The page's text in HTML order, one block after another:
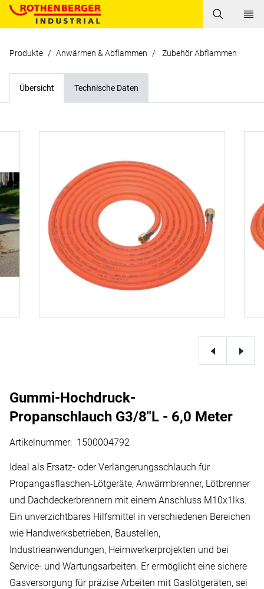
Produkte / Anwärmen & Abflammen / Zubehör Abflammen
Übersicht Technische Daten
Gummi-Hochdruck-
Propanschlauch G3/8″L - 6,0 Meter
Artikelnummer: 1500004792
Ideal als Ersatz- oder Verlängerungsschlauch für
Propangasflaschen-Lötgeräte, Anwärmbrenner, Lötbrenner
und Dachdeckerbrennern mit einem Anschluss M10x1lks.
Ein unverzichtbares Hilfsmittel in verschiedenen Bereichen
wie Handwerksbetrieben, Baustellen,
Industrieanwendungen, Heimwerkerprojekten und bei
Service- und Wartungsarbeiten. Er ermöglicht eine sichere
Gasversorgung für präzise Arbeiten mit Gaslötgeräten, sei